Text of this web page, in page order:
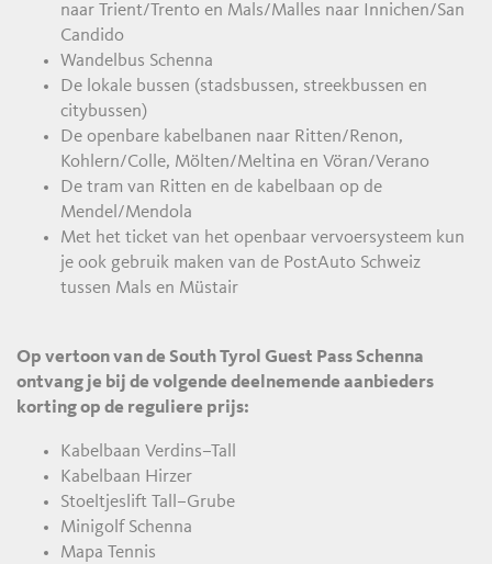
naar Trient/Trento en Mals/Malles naar Innichen/San
Candido
Wandelbus Schenna
De lokale bussen (stadsbussen, streekbussen en
citybussen)
De openbare kabelbanen naar Ritten/Renon,
Kohlern/Colle, Mölten/Meltina en Vöran/Verano
De tram van Ritten en de kabelbaan op de
Mendel/Mendola
Met het ticket van het openbaar vervoersysteem kun
je ook gebruik maken van de PostAuto Schweiz
tussen Mals en Müstair
Op vertoon van de South Tyrol Guest Pass Schenna
ontvang je bij de volgende deelnemende aanbieders
korting op de reguliere prijs:
Kabelbaan Verdins–Tall
Kabelbaan Hirzer
Stoeltjeslift Tall–Grube
Minigolf Schenna
Mapa Tennis